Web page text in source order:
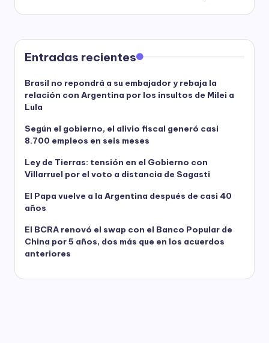
Entradas recientes
Brasil no repondrá a su embajador y rebaja la
relación con Argentina por los insultos de Milei a
Lula
Según el gobierno, el alivio fiscal generó casi
8.700 empleos en seis meses
Ley de Tierras: tensión en el Gobierno con
Villarruel por el voto a distancia de Sagasti
El Papa vuelve a la Argentina después de casi 40
años
El BCRA renovó el swap con el Banco Popular de
China por 5 años, dos más que en los acuerdos
anteriores